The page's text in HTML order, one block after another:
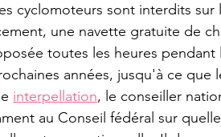
cyclomoteurs sont interdits
une navette gratuite de
toutes les heures
années, jusqu'à ce que
interpellation, le conseiller
au Conseil fédéral sur